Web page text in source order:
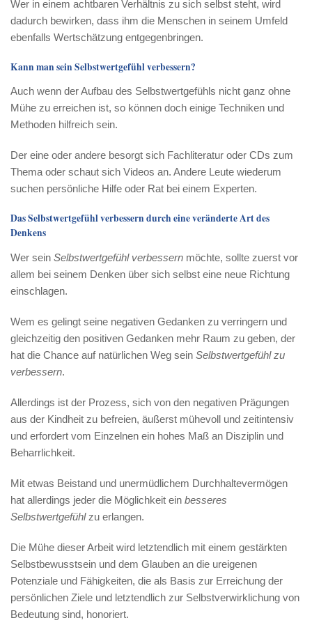
Wer in einem achtbaren Verhältnis zu sich selbst steht, wird
dadurch bewirken, dass ihm die Menschen in seinem Umfeld
ebenfalls Wertschätzung entgegenbringen.
Kann man sein Selbstwertgefühl verbessern?
Auch wenn der Aufbau des Selbstwertgefühls nicht ganz ohne
Mühe zu erreichen ist, so können doch einige Techniken und
Methoden hilfreich sein.
Der eine oder andere besorgt sich Fachliteratur oder CDs zum
Thema oder schaut sich Videos an. Andere Leute wiederum
suchen persönliche Hilfe oder Rat bei einem Experten.
Das Selbstwertgefühl verbessern durch eine veränderte Art des
Denkens
Wer sein Selbstwertgefühl verbessern möchte, sollte zuerst vor
allem bei seinem Denken über sich selbst eine neue Richtung
einschlagen.
Wem es gelingt seine negativen Gedanken zu verringern und
gleichzeitig den positiven Gedanken mehr Raum zu geben, der
hat die Chance auf natürlichen Weg sein Selbstwertgefühl zu
verbessern.
Allerdings ist der Prozess, sich von den negativen Prägungen
aus der Kindheit zu befreien, äußerst mühevoll und zeitintensiv
und erfordert vom Einzelnen ein hohes Maß an Disziplin und
Beharrlichkeit.
Mit etwas Beistand und unermüdlichem Durchhaltevermögen
hat allerdings jeder die Möglichkeit ein besseres
Selbstwertgefühlzu erlangen.
Die Mühe dieser Arbeit wird letztendlich mit einem gestärkten
Selbstbewusstsein und dem Glauben an die ureigenen
Potenziale und Fähigkeiten, die als Basis zur Erreichung der
persönlichen Ziele und letztendlich zur Selbstverwirklichung von
Bedeutung sind, honoriert.